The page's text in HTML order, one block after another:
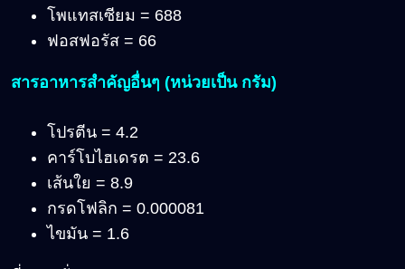
โพแทสเซียม = 688
ฟอสฟอรัส = 66
สารอาหารสำคัญอื่นๆ (หน่วยเป็น กรัม)
โปรตีน = 4.2
คาร์โบไฮเดรต = 23.6
เส้นใย = 8.9
กรดโฟลิก = 0.000081
ไขมัน = 1.6